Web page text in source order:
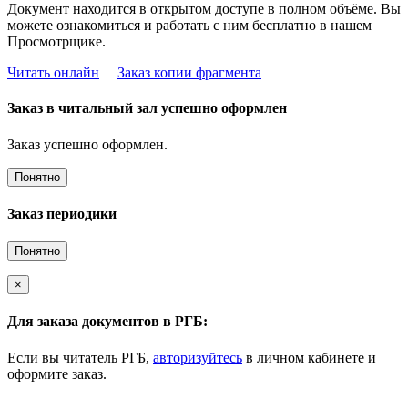
Документ находится в открытом доступе в полном объёме. Вы
можете ознакомиться и работать с ним бесплатно в нашем
Просмотрщике.
Читать онлайн
Заказ копии фрагмента
Заказ в читальный зал успешно оформлен
Заказ успешно оформлен.
Понятно
Заказ периодики
Понятно
×
Для заказа документов в РГБ:
Если вы читатель РГБ, авторизуйтесь в личном кабинете и
оформите заказ.